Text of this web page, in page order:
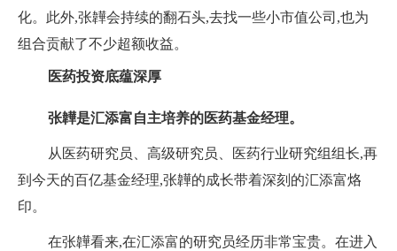
化。此外,张韡会持续的翻石头,去找一些小市值公司,也为
组合贡献了不少超额收益。
医药投资底蕴深厚
张韡是汇添富自主培养的医药基金经理。
从医药研究员、高级研究员、医药行业研究组组长,再
到今天的百亿基金经理,张韡的成长带着深刻的汇添富烙
印。
在张韡看来,在汇添富的研究员经历非常宝贵。在进入